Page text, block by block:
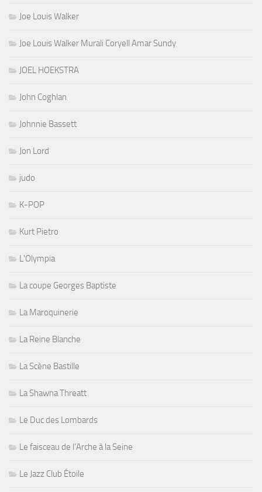
Joe Louis Walker
Joe Louis Walker Murali Coryell Amar Sundy
JOEL HOEKSTRA
John Coghlan
Johnnie Bassett
Jon Lord
judo
K-POP
Kurt Pietro
L'Olympia
La coupe Georges Baptiste
La Maroquinerie
La Reine Blanche
La Scène Bastille
La Shawna Threatt
Le Duc des Lombards
Le faisceau de l'Arche à la Seine
Le Jazz Club Étoile